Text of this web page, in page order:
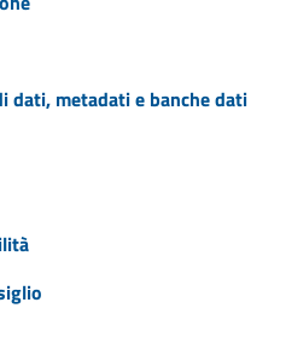
dati, metadati e banche dati